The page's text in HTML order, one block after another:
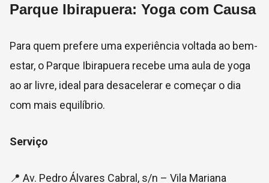
Parque Ibirapuera: Yoga com Causa
Para quem prefere uma experiência voltada ao bem-
estar, o Parque Ibirapuera recebe uma aula de yoga
ao ar livre, ideal para desacelerar e começar o dia
com mais equilíbrio.
Serviço
📍 Av. Pedro Álvares Cabral, s/n – Vila Mariana